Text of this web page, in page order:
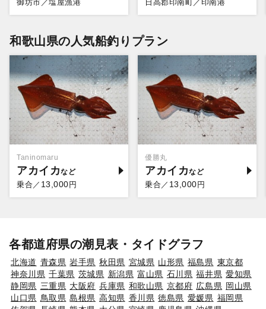
御坊市／塩屋漁港 日高郡印南町／印南港
和歌山県の人気船釣りプラン
Taninomaru
アカイカ
乗合／ 13,000円
優勝丸
アカイカ
乗合／ 13,000円
各都道府県の潮見表・タイドグラフ
北海道 青森県 岩手県 秋田県 宮城県 山形県 福島県 東京都
神奈川県 千葉県 茨城県 新潟県 富山県 石川県 福井県 愛知県
静岡県 三重県 大阪府 兵庫県 和歌山県 京都府 広島県 岡山県
山口県 鳥取県 島根県 高知県 香川県 徳島県 愛媛県 福岡県